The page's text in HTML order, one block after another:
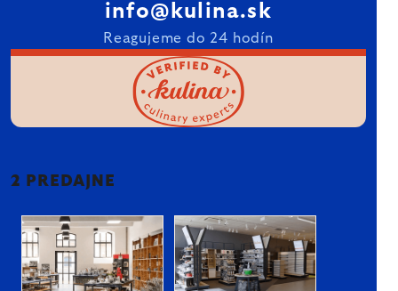
info@kulina.sk
Reagujeme do 24 hodín
2 PREDAJNE